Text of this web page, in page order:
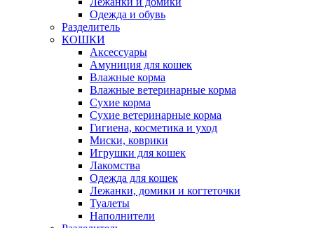
Одежда и обувь
Разделитель
КОШКИ
Аксессуары
Амуниция для кошек
Влажные корма
Влажные ветеринарные корма
Сухие корма
Сухие ветеринарные корма
Гигиена, косметика и уход
Миски, коврики
Игрушки для кошек
Лакомства
Одежда для кошек
Лежанки, домики и когтеточки
Туалеты
Наполнители